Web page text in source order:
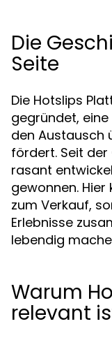
Die
Seite
Die Hotslips
gegründet,
den Austausch
fördert. Seit
rasant
gewonnen.
zum Verkauf,
Erlebnisse
lebendig
Warum
relevant